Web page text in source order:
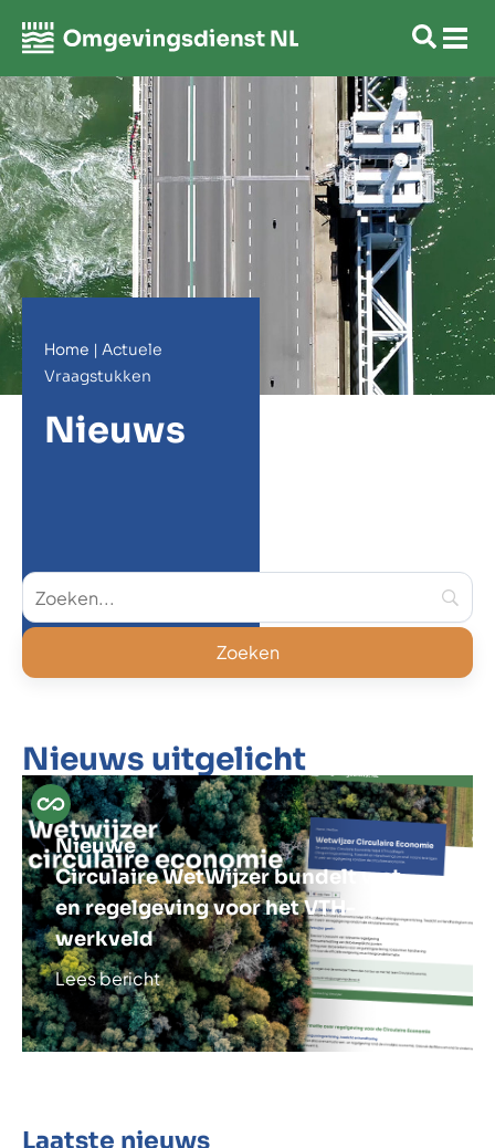
Home | Actuele
Vraagstukken
Nieuws
Nieuws uitgelicht
Nieuwe
Circulaire WetWijzer bundelt wet-
en regelgeving voor het VTH-
werkveld
Lees bericht
Laatste nieuws